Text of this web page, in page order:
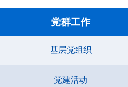
党群工作
基层党组织
党建活动